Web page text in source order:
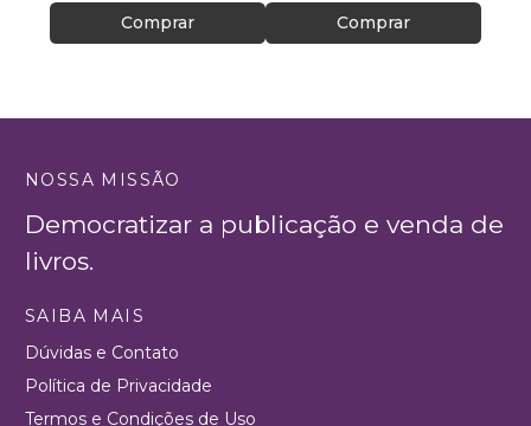
Comprar Comprar
NOSSA MISSÃO
Democratizar a publicação e venda de
livros.
SAIBA MAIS
Dúvidas e Contato
Política de Privacidade
Termos e Condições de Uso